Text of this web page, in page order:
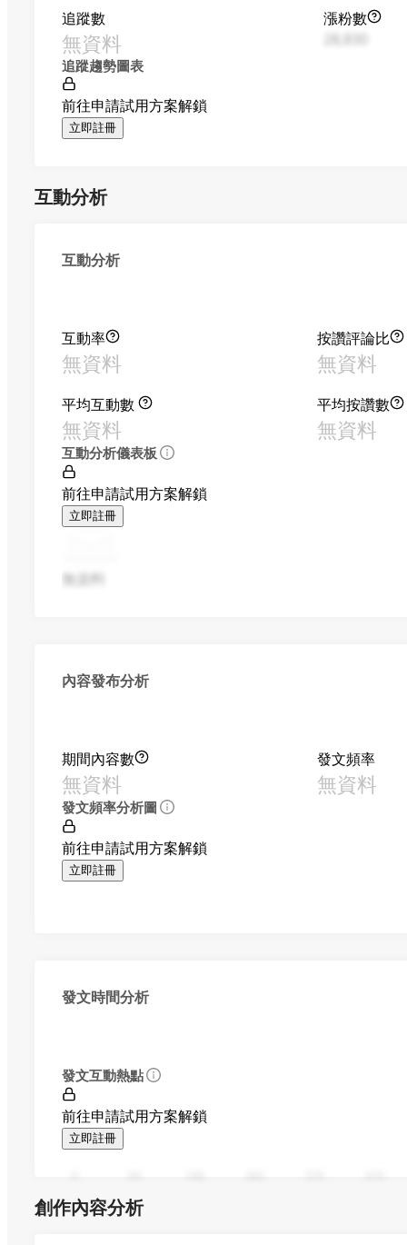
追蹤數
無資料
漲粉數
追蹤趨勢圖表
前往申請試用方案解鎖
立即註冊
互動分析
互動分析
互動率
無資料
按讚評論比
無資料
平均互動數
無資料
平均按讚數
無資料
互動分析儀表板
前往申請試用方案解鎖
立即註冊
無資料
內容發布分析
期間內容數
無資料
發文頻率
無資料
發文頻率分析圖
前往申請試用方案解鎖
立即註冊
發文時間分析
發文互動熱點
前往申請試用方案解鎖
立即註冊
創作內容分析